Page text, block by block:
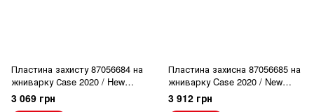
Пластина захисту 87056684 на
жниварку Сase 2020 / Hew
Holland 74C
3 069 грн
Пластина захисна 87056685 на
жниварку Case 2020 / New
Holland 74C
3 912 грн